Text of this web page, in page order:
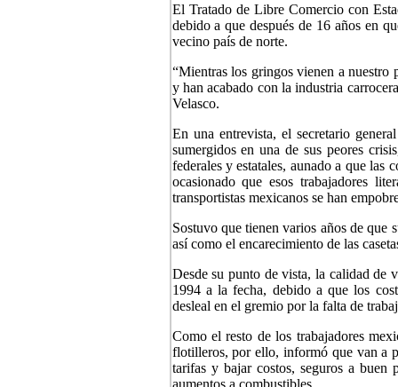
El Tratado de Libre Comercio con
debido a que después de 16 años en
vecino país de norte.
“Mientras los gringos vienen a nuestro
y han acabado con la industria
Velasco.
En una entrevista, el secretario
sumergidos en una de sus peores
federales y estatales, aunado a que las
ocasionado que esos trabajadores
transportistas mexicanos se han
Sostuvo que tienen varios años de que
así como el encarecimiento de las
Desde su punto de vista, la calidad de
1994 a la fecha, debido a que los
desleal en el gremio por la falta de
Como el resto de los trabajadores
flotilleros, por ello, informó que van a
tarifas y bajar costos, seguros a buen
aumentos a combustibles.